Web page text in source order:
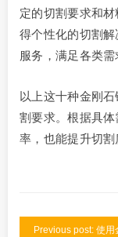
定的切割要求和
得个性化的切割
服务，满足各类需
以上这十种金刚
割要求。根据具
率，也能提升切割
Previous post: 使用